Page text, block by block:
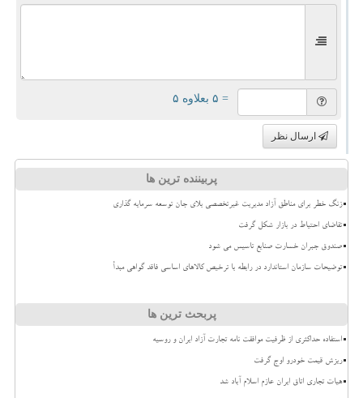
= ۵ بعلاوه ۵
ارسال نظر
پربیننده ترین ها
زنگ خطر برای مناطق آزاد مدیریت غیرتخصصی بلای جان توسعه سرمایه گذاری
تقاضای احتیاط در بازار شکل گرفت
صندوق جبران خسارت صنایع تاسیس می شود
توضیحات سازمان استاندارد در رابطه با ترخیص کالاهای اساسی فاقد گواهی مبدأ
پربحث ترین ها
استفاده حداکثری از ظرفیت موافقت نامه تجارت آزاد ایران و روسیه
ریزش قیمت خودرو اوج گرفت
هیات تجاری اتاق ایران عازم اسلام آباد شد